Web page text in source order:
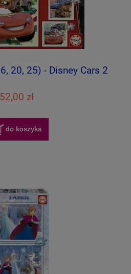
20, 25) - Disney Cars 2
52,00 zł
do koszyka